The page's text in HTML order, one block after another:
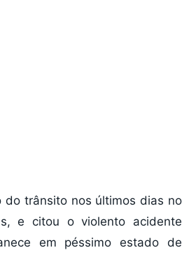
do trânsito nos últimos dias no
e citou o violento acidente
em péssimo estado de